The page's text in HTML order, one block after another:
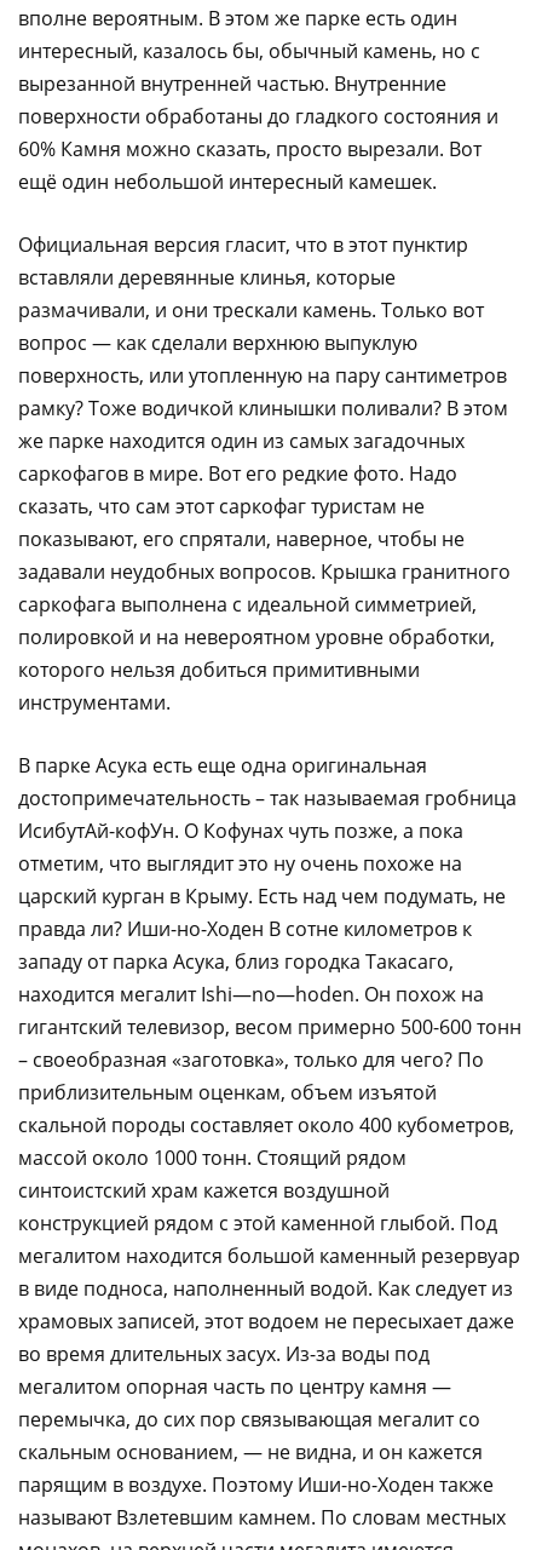
вполне вероятным. В этом же парке есть один
интересный, казалось бы, обычный камень, но с
вырезанной внутренней частью. Внутренние
поверхности обработаны до гладкого состояния и
60% Камня можно сказать, просто вырезали. Вот
ещё один небольшой интересный камешек.
Официальная версия гласит, что в этот пунктир
вставляли деревянные клинья, которые
размачивали, и они трескали камень. Только вот
вопрос — как сделали верхнюю выпуклую
поверхность, или утопленную на пару сантиметров
рамку? Тоже водичкой клинышки поливали? В этом
же парке находится один из самых загадочных
саркофагов в мире. Вот его редкие фото. Надо
сказать, что сам этот саркофаг туристам не
показывают, его спрятали, наверное, чтобы не
задавали неудобных вопросов. Крышка гранитного
саркофага выполнена с идеальной симметрией,
полировкой и на невероятном уровне обработки,
которого нельзя добиться примитивными
инструментами.
В парке Асука есть еще одна оригинальная
достопримечательность – так называемая гробница
ИсибутАй-кофУн. О Кофунах чуть позже, а пока
отметим, что выглядит это ну очень похоже на
царский курган в Крыму. Есть над чем подумать, не
правда ли? Иши-но-Ходен В сотне километров к
западу от парка Асука, близ городка Такасаго,
находится мегалит Ishi—no—hoden. Он похож на
гигантский телевизор, весом примерно 500-600 тонн
– своеобразная «заготовка», только для чего? По
приблизительным оценкам, объем изъятой
скальной породы составляет около 400 кубометров,
массой около 1000 тонн. Стоящий рядом
синтоистский храм кажется воздушной
конструкцией рядом с этой каменной глыбой. Под
мегалитом находится большой каменный резервуар
в виде подноса, наполненный водой. Как следует из
храмовых записей, этот водоем не пересыхает даже
во время длительных засух. Из-за воды под
мегалитом опорная часть по центру камня —
перемычка, до сих пор связывающая мегалит со
скальным основанием, — не видна, и он кажется
парящим в воздухе. Поэтому Иши-но-Ходен также
называют Взлетевшим камнем. По словам местных